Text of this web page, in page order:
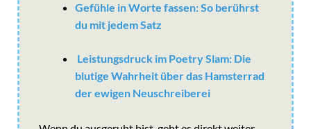
Gefühle in Worte fassen: So berührst
du mit jedem Satz
Leistungsdruck im Poetry Slam: Die
blutige Wahrheit über das Hamsterrad
der ewigen Neuschreiberei